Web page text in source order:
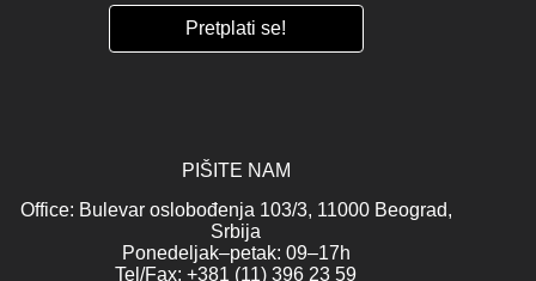
PIŠITE NAM
Office: Bulevar oslobođenja 103/3, 11000 Beograd,
Srbija
Ponedeljak–petak: 09–17h
Tel/Fax: +381 (11) 396 23 59